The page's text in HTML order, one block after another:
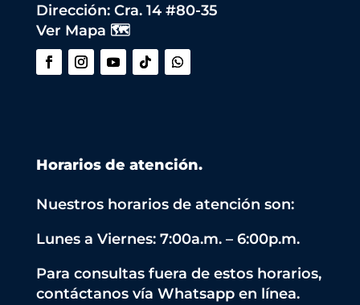
Dirección: Cra. 14 #80-35
Ver Mapa 🗺️
Horarios de atención.
Nuestros horarios de atención son:
Lunes a Viernes: 7:00a.m. – 6:00p.m.
Para consultas fuera de estos horarios,
contáctanos vía Whatsapp en línea.